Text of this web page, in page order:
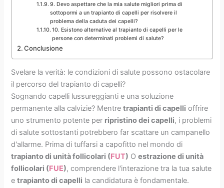
9. Devo aspettare che la mia salute migliori prima di
sottopormi a un trapianto di capelli per risolvere il
problema della caduta dei capelli?
10. Esistono alternative al trapianto di capelli per le
persone con determinati problemi di salute?
Conclusione
Svelare la verità: le condizioni di salute possono ostacolare
il percorso del trapianto di capelli?
Sognando capelli lussureggianti e una soluzione
permanente alla calvizie? Mentretrapianti di capelli offrire
uno strumento potente per ripristino dei capelli, i problemi
di salute sottostanti potrebbero far scattare un campanello
d'allarme. Prima di tuffarsi a capofitto nel mondo di
trapianto di unità follicolari (FUT) Oestrazione di unità
follicolari (FUE), comprendere l'interazione tra la tua salute
etrapianto di capelli la candidatura è fondamentale.